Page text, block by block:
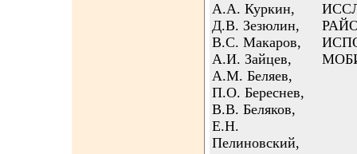
А.А. Куркин,
Д.В. Зезюлин,
В.С. Макаров,
А.И. Зайцев,
А.М. Беляев,
П.О. Береснев,
В.В. Беляков,
Е.Н.
Пелиновский,